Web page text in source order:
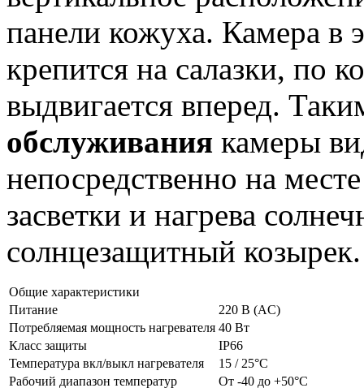
панели кожуха. Камера в
крепится на салазки, по
выдвигается вперед.
обслуживания камеры
непосредственно на
засветки и нагрева
солнцезащитный козырек.
Общие характеристики
Питание
220 В (AC)
Потребляемая мощность нагревателя 40 Вт
Класс защиты
IP66
Температура вкл/выкл нагревателя
15 / 25°С
Рабочий диапазон температур
От -40 до +50°С